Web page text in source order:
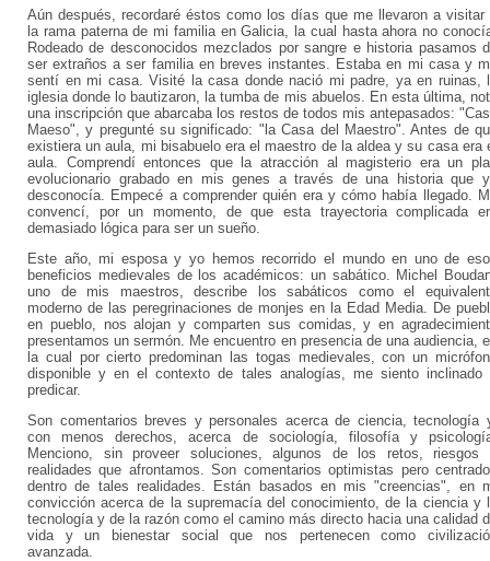
Aún después, recordaré éstos como los días que me llevaron a visitar
la rama paterna de mi familia en Galicia, la cual hasta ahora no
Rodeado de desconocidos mezclados por sangre e historia pasamos
ser extraños a ser familia en breves instantes. Estaba en mi casa y
sentí en mi casa. Visité la casa donde nació mi padre, ya en ruinas,
iglesia donde lo bautizaron, la tumba de mis abuelos. En esta última,
una inscripción que abarcaba los restos de todos mis antepasados:
Maeso", y pregunté su significado: "la Casa del Maestro". Antes de
existiera un aula, mi bisabuelo era el maestro de la aldea y su casa era
aula. Comprendí entonces que la atracción al magisterio era un
evolucionario grabado en mis genes a través de una historia que
desconocía. Empecé a comprender quién era y cómo había llegado.
convencí, por un momento, de que esta trayectoria complicada
demasiado lógica para ser un sueño.
Este año, mi esposa y yo hemos recorrido el mundo en uno de
beneficios medievales de los académicos: un sabático. Michel
uno de mis maestros, describe los sabáticos como el
moderno de las peregrinaciones de monjes en la Edad Media. De
en pueblo, nos alojan y comparten sus comidas, y en
presentamos un sermón. Me encuentro en presencia de una audiencia,
la cual por cierto predominan las togas medievales, con un
disponible y en el contexto de tales analogías, me siento inclinado
predicar.
Son comentarios breves y personales acerca de ciencia, tecnología
con menos derechos, acerca de sociología, filosofía y
Menciono, sin proveer soluciones, algunos de los retos, riesgos
realidades que afrontamos. Son comentarios optimistas pero
dentro de tales realidades. Están basados en mis "creencias", en
convicción acerca de la supremacía del conocimiento, de la ciencia y
tecnología y de la razón como el camino más directo hacia una calidad
vida y un bienestar social que nos pertenecen como
avanzada.